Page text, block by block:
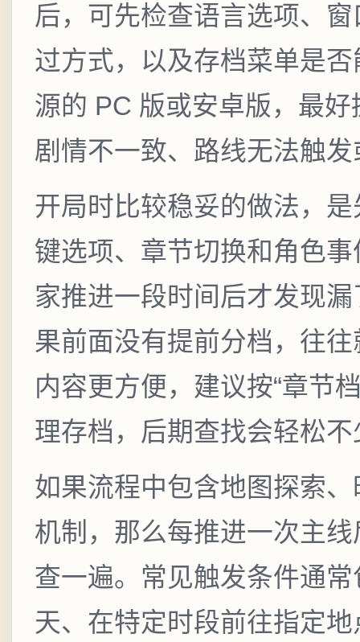
后，可先检查语言选项、
过方式，以及存档菜单是
源的 PC 版或安卓版，最
剧情不一致、路线无法触
开局时比较稳妥的做法，
键选项、章节切换和角色
家推进一段时间后才发现
果前面没有提前分档，往
内容更方便，建议按“章节
理存档，后期查找会轻松不
如果流程中包含地图探索
机制，那么每推进一次主
查一遍。常见触发条件通
天、在特定时段前往指定